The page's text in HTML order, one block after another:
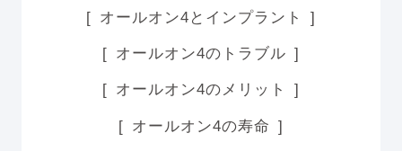
オールオン4とインプラント
オールオン4のトラブル
オールオン4のメリット
オールオン4の寿命